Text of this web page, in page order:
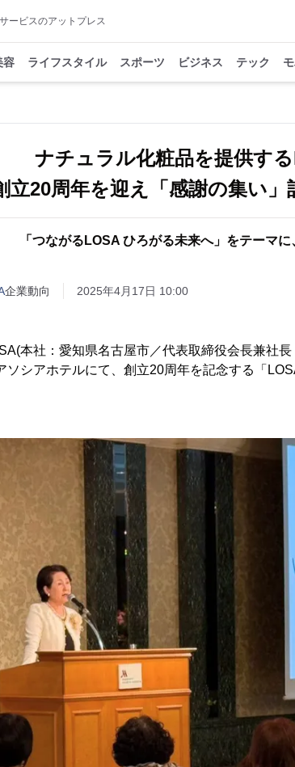
ービスのアットプレス
容 ライフスタイル スポーツ ビジネス テック
ナチュラル化粧品を提供す
立20周年を迎え「感謝の集い
「つながるLOSA ひろがる未来へ」をテーマ
企業動向 2025年4月17日 10:00
本社：愛知県名古屋市／代表取締役会長兼社
ソシアホテルにて、創立20周年を記念する「